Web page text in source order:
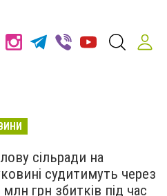
сільради на
судитимуть через
млн грн збитків під час